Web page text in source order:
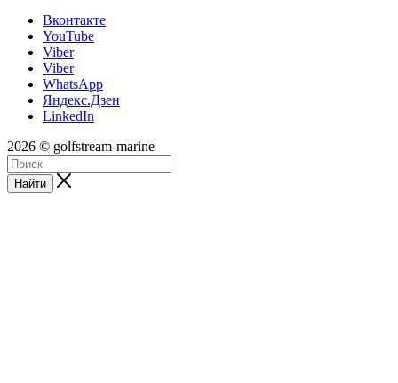
Вконтакте
YouTube
Viber
Viber
WhatsApp
Яндекс.Дзен
LinkedIn
2026 © golfstream-marine
Найти